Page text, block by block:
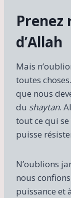
Prenez
d’Allah
Mais
toutes
que nous
du shaytan.
tout ce qui se
puisse
N’oublions
nous
puissance et